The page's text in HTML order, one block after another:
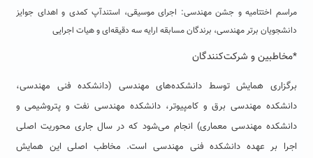
مراسم اختتامیه و جشن مهندسی: اجرای موسیقی، استندآپ کمدی و اهدای جوایز
دانشجویان برتر مهندسی، برندگان مسابقه ارایه سه دقیقه‌ای و هیات اجرایی
*مخاطبین و شرکت‌کنندگان
برگزاری همایش توسط دانشکده‌های مهندسی (دانشکده فنی مهندسی،
دانشکده مهندسی برق و کامپیوتر، دانشکده مهندسی نفت و پتروشیمی و
دانشکده مهندسی معماری) انجام می‌شود که در سال جاری محوریت اصلی
اجرا بر عهده دانشکده فنی مهندسی است. مخاطب اصلی این همایش